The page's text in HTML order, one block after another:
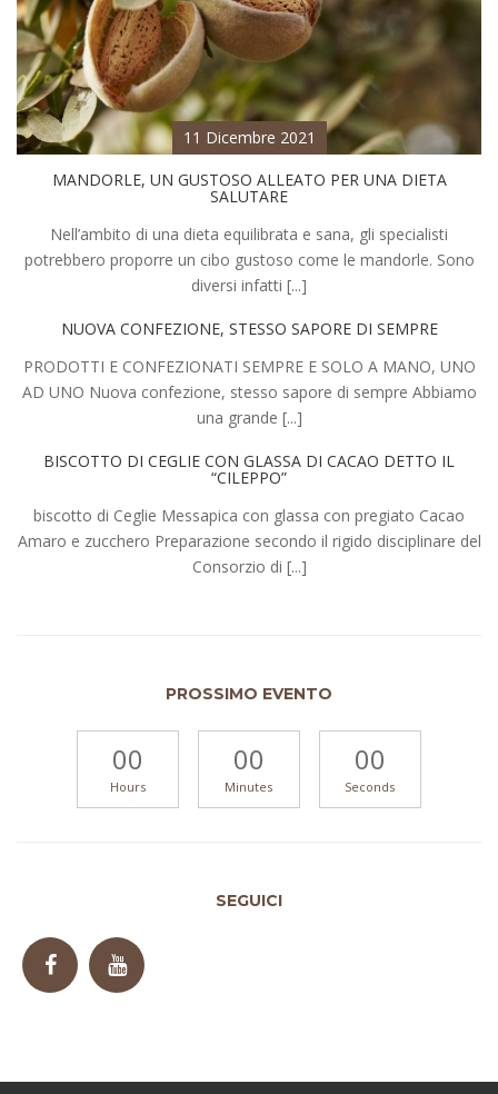
11 Dicembre 2021
MANDORLE, UN GUSTOSO ALLEATO PER UNA DIETA
SALUTARE
Nell’ambito di una dieta equilibrata e sana, gli specialisti
potrebbero proporre un cibo gustoso come le mandorle. Sono
diversi infatti [...]
NUOVA CONFEZIONE, STESSO SAPORE DI SEMPRE
PRODOTTI E CONFEZIONATI SEMPRE E SOLO A MANO, UNO
AD UNO Nuova confezione, stesso sapore di sempre Abbiamo
una grande [...]
BISCOTTO DI CEGLIE CON GLASSA DI CACAO DETTO IL
“CILEPPO”
biscotto di Ceglie Messapica con glassa con pregiato Cacao
Amaro e zucchero Preparazione secondo il rigido disciplinare del
Consorzio di [...]
PROSSIMO EVENTO
00
Hours
00
Minutes
00
Seconds
SEGUICI